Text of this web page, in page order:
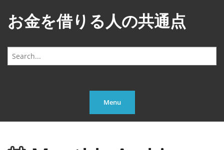
お金を借りる人の共通点
Search
for:
Menu